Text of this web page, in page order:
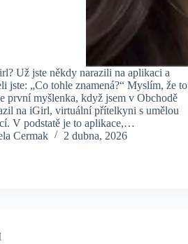
Už jste někdy narazili na aplikaci a
jste: „Co tohle znamená?“ Myslím, že to
první myšlenka, když jsem v Obchodě
na iGirl, virtuální přítelkyni s umělou
V podstatě je to aplikace,…
Cermak
2 dubna, 2026